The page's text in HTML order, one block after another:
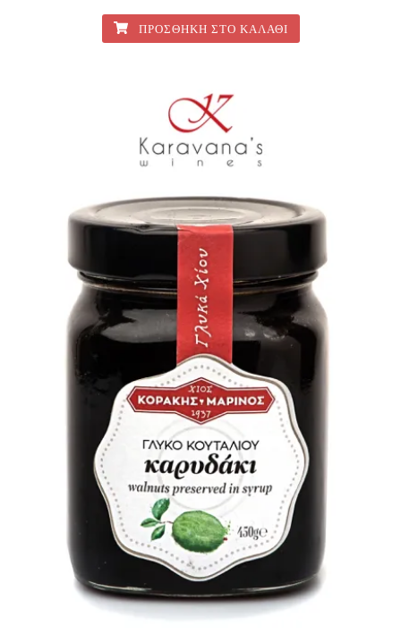
ΠΡΟΣΘΉΚΗ ΣΤΟ ΚΑΛΆΘΙ